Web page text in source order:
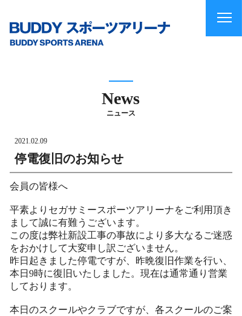
News
ニュース
2021.02.09
停電復旧のお知らせ
会員の皆様へ
平素よりセガサミースポーツアリーナをご利用頂き
まして誠に有難うございます。
この度は弊社新設工事の事故により多大なるご迷惑
をおかけして大変申し訳ございません。
昨日起きました停電ですが、昨晩復旧作業を行い、
本日9時に復旧いたしました。現在は通常通り営業
しております。
本日のスクールやクラブですが、各スクールのご案